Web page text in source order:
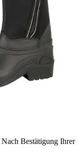
Nach Bestätigung Ihrer